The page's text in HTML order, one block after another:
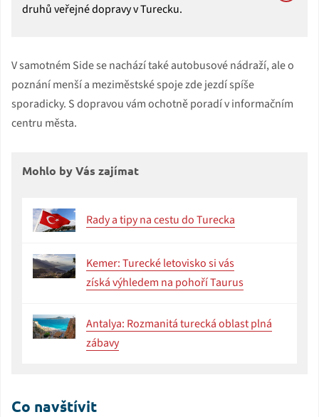
druhů veřejné dopravy v Turecku.
V samotném Side se nachází také autobusové nádraží, ale o
poznání menší a meziměstské spoje zde jezdí spíše
sporadicky. S dopravou vám ochotně poradí v informačním
centru města.
Mohlo by Vás zajímat
Rady a tipy na cestu do Turecka
Kemer: Turecké letovisko si vás
získá výhledem na pohoří Taurus
Antalya: Rozmanitá turecká oblast plná
zábavy
Co navštívit